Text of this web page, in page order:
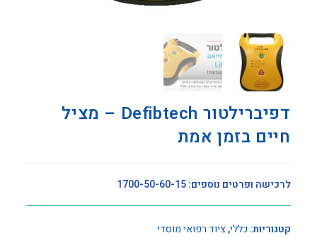
דפיברילטור Defibtech – מציל
חיים בזמן אמת
לרכישה ופרטים נוספים: 1700-50-60-15
קטגוריות: כללי,ציוד רפואי מוסדי